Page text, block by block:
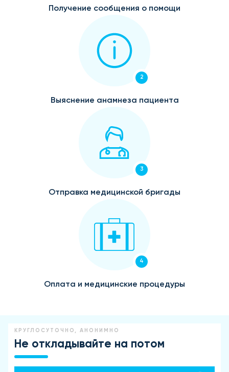
Получение сообщения о помощи
2
Выяснение анамнеза пациента
3
Отправка медицинской бригады
4
Оплата и медицинские процедуры
КРУГЛОСУТОЧНО, АНОНИМНО
Не откладывайте на потом